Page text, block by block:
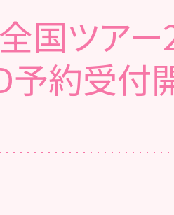
国ツア
予約受